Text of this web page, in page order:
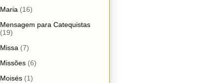
Maria (16)
Mensagem para Catequistas
(19)
Missa (7)
Missões (6)
Moisés (1)